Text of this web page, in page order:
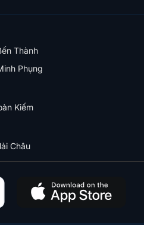
Thành
Phụng
Kiếm
Châu